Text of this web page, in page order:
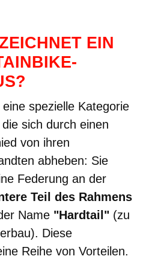
EIN
eine spezielle Kategorie
sich durch einen
von ihren
abheben: Sie
Federung an der
Teil des Rahmens
Name "Hardtail" (zu
Diese
Reihe von Vorteilen.